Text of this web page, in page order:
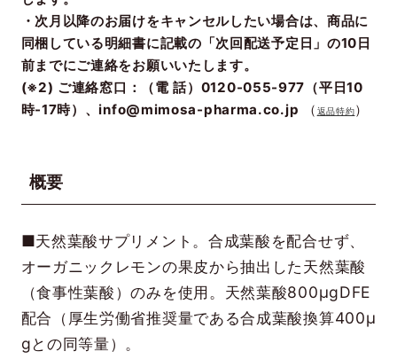
・次月以降のお届けをキャンセルしたい場合は、商品に
同梱している明細書に記載の「次回配送予定日」の10日
前までにご連絡をお願いいたします。
(※2) ご連絡窓口：（電 話）0120-055-977（平日10
時-17時）、info@mimosa-pharma.co.jp （ 返品特約）
概要
■天然葉酸サプリメント。合成葉酸を配合せず、
オーガニックレモンの果皮から抽出した天然葉酸
（食事性葉酸）のみを使用。天然葉酸800μgDFE
配合（厚生労働省推奨量である合成葉酸換算400μ
gとの同等量）。